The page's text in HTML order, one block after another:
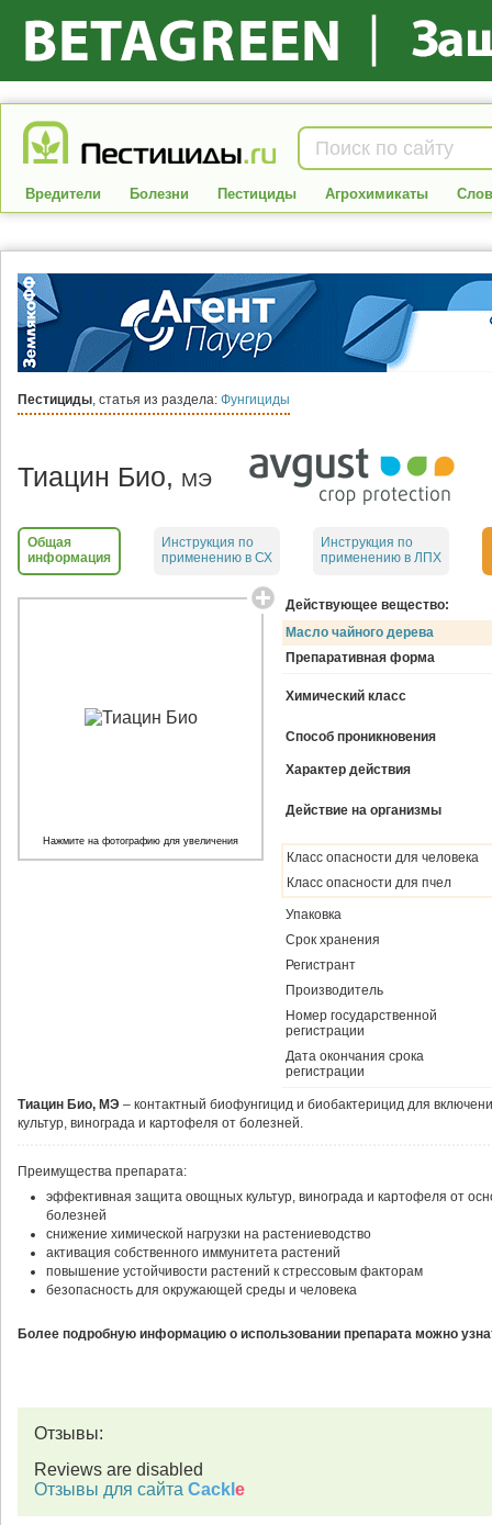
Вредители Болезни Пестициды Агрохимикаты
Пестициды, статья из раздела: Фунгициды
Тиацин Био, МЭ
Общая
информация
Инструкция по
применению в СХ
Инструкция по
применению в ЛПХ
Действующее вещество:
Масло чайного дерева
Препаративная форма
Химический класс
Способ проникновения
Характер действия
Действие на организмы
Класс опасности для человека
Класс опасности для пчел
Упаковка
Срок хранения
Регистрант
Производитель
Номер государственной
регистрации
Дата окончания срока
регистрации
Нажмите на фотографию для увеличения
Тиацин Био, МЭ – контактный биофунгицид и биобактерицид для
культур, винограда и картофеля от болезней.
Преимущества препарата:
эффективная защита овощных культур, винограда и картофеля от
болезней
снижение химической нагрузки на растениеводство
активация собственного иммунитета растений
повышение устойчивости растений к стрессовым факторам
безопасность для окружающей среды и человека
Более подробную информацию о использовании препарата можно
Отзывы:
Reviews are disabled
Отзывы для сайта Cackl e